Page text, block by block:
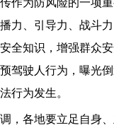
作为防风险的一项
力、引导力、战斗
全知识，增强群众
驾驶人行为，曝光
行为发生。
，各地要立足自身、